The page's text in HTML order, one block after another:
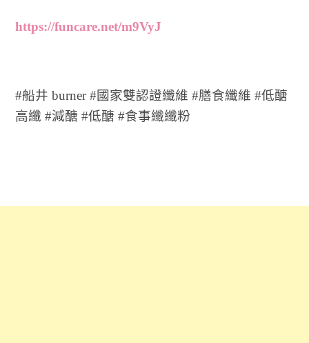
https://funcare.net/m9VyJ
#船井 burner #國家雙認證纖維 #膳食纖維 #低醣
高纖 #減醣 #低醣 #食事纖纖粉